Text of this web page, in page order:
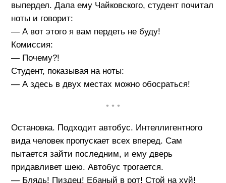
выпердел. Дала ему Чайковского, студент почитал
ноты и говорит:
— А вот этого я вам пердеть не буду!
Комиссия:
— Почему?!
Студент, показывая на ноты:
— А здесь в двух местах можно обосраться!
• • •
Остановка. Подходит автобус. Интеллигентного
вида человек пропускает всех вперед. Сам
пытается зайти последним, и ему дверь
придавливет шею. Автобус трогается.
— Блядь! Пиздец! Ебаный в рот! Стой на хуй!